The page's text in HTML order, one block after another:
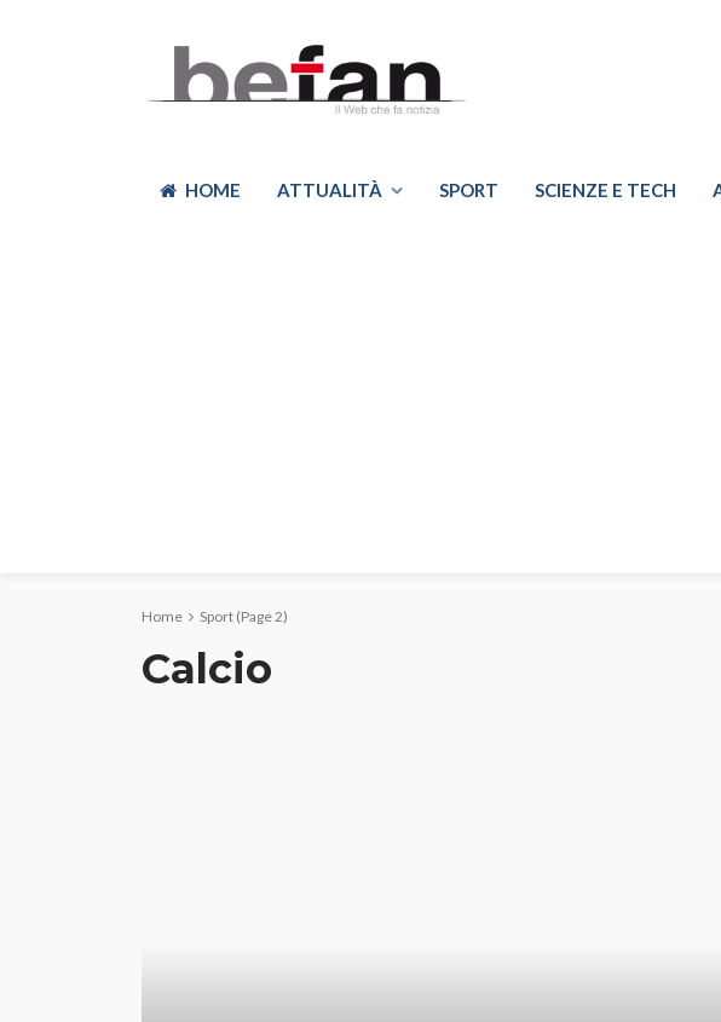
HOME ATTUALITÀ SPORT SCIENZE E TECH
Home Sport (Page 2)
Calcio